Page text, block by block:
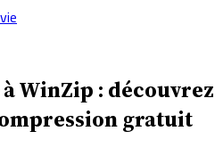
WinZip : découvrez
gratuit